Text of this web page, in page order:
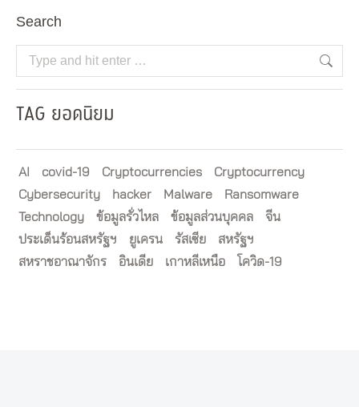
Search
Search:
TAG ยอดนิยม
AI covid-19 Cryptocurrencies
Cryptocurrency
Cybersecurity
hacker Malware
Ransomware
Technology
ข้อมูลรั่วไหล ข้อมูลส่วนบุคคล
จีน
ประเด็นร้อนสหรัฐฯ
ยูเครน รัสเซีย
สหรัฐฯ
สหราชอาณาจักร
อินเดีย เกาหลีเหนือ โควิด-19